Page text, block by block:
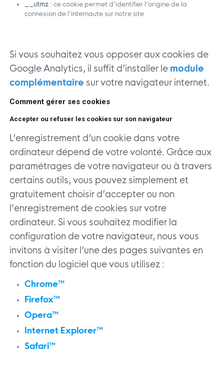
__utmz : ce cookie permet d’identifier l’origine de la
connexion de l’internaute sur notre site
Si vous souhaitez vous opposer aux cookies de
Google Analytics, il suffit d’installer le module
complémentaire sur votre navigateur internet.
Comment gérer ses cookies
Accepter ou refuser les cookies sur son navigateur
L’enregistrement d’un cookie dans votre
ordinateur dépend de votre volonté. Grâce aux
paramétrages de votre navigateur ou à travers
certains outils, vous pouvez simplement et
gratuitement choisir d’accepter ou non
l’enregistrement de cookies sur votre
ordinateur. Si vous souhaitez modifier la
configuration de votre navigateur, nous vous
invitons à visiter l’une des pages suivantes en
fonction du logiciel que vous utilisez :
Chrome™
Firefox™
Opera™
Internet Explorer™
Safari™